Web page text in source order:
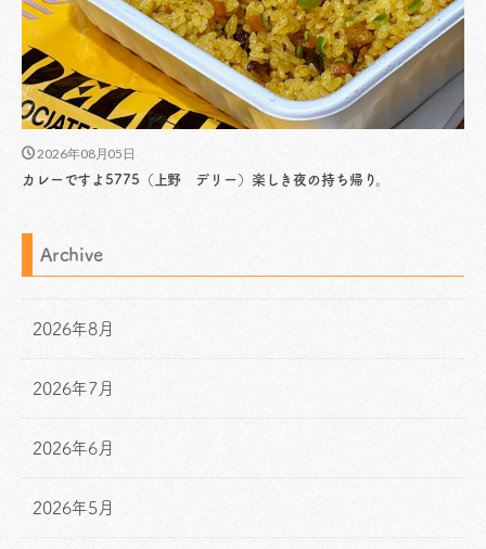
2026年08月05日
カレーですよ5775（上野 デリー）楽しき夜の持ち帰り。
Archive
2026年8月
2026年7月
2026年6月
2026年5月